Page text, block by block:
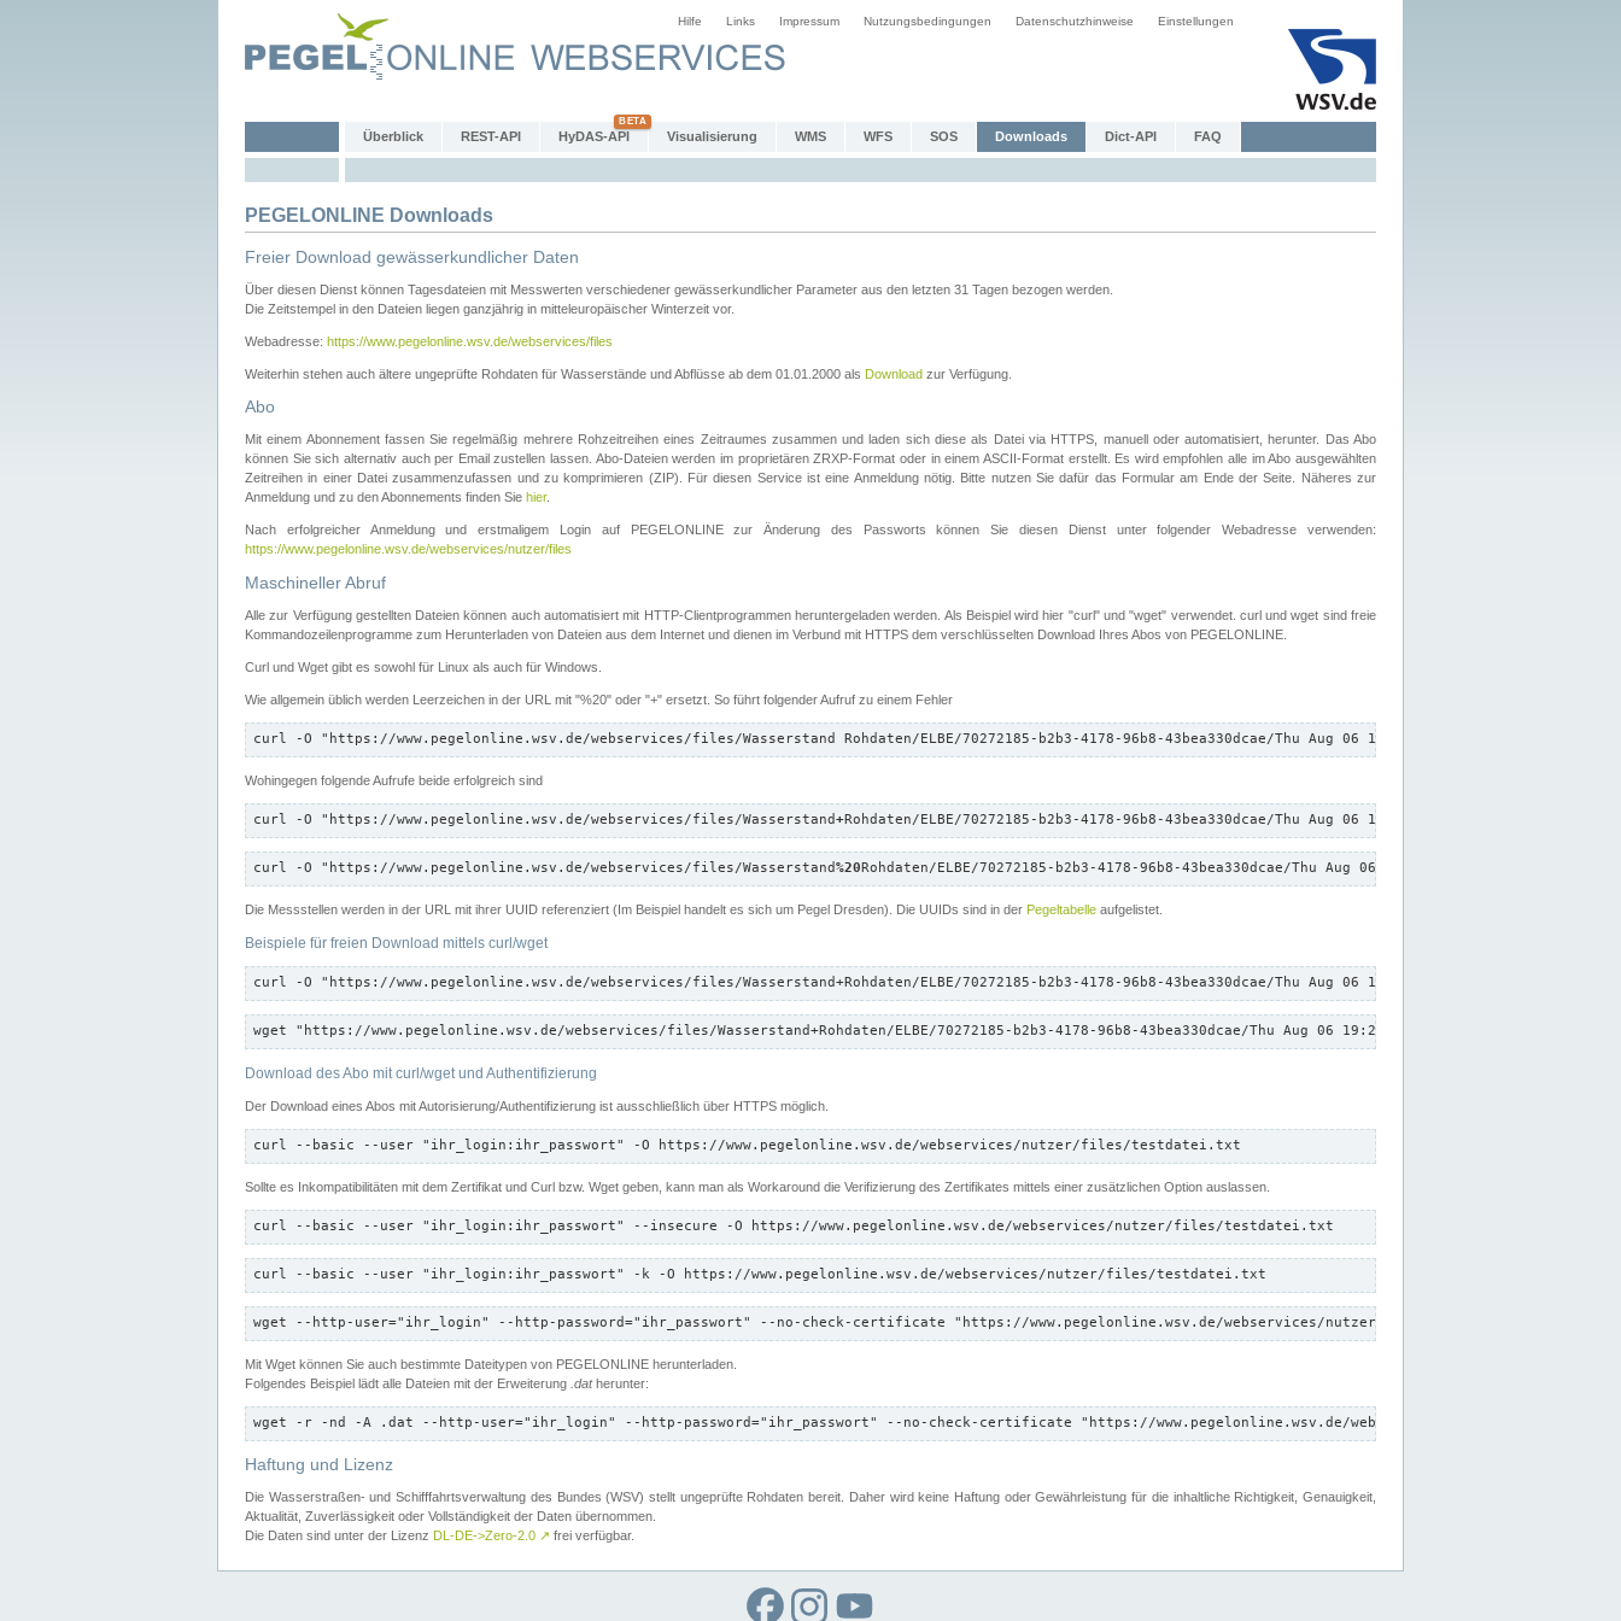
Hilfe Links Impressum Nutzungsbedingungen Datenschutzhinweise Einstellungen
Überblick REST-API HyDAS-API Visualisierung WMS WFS SOS Downloads Dict-API FAQ
PEGELONLINE Downloads
Freier Download gewässerkundlicher Daten
Über diesen Dienst können Tagesdateien mit Messwerten verschiedener gewässerkundlicher Parameter aus den letzten 31 Tagen bezogen werden.
Die Zeitstempel in den Dateien liegen ganzjährig in mitteleuropäischer Winterzeit vor.
Webadresse: https://www.pegelonline.wsv.de/webservices/files
Weiterhin stehen auch ältere ungeprüfte Rohdaten für Wasserstände und Abflüsse ab dem 01.01.2000 als Download zur Verfügung.
Abo
Mit einem Abonnement fassen Sie regelmäßig mehrere Rohzeitreihen eines Zeitraumes zusammen und laden sich diese als Datei via HTTPS, manuell oder automatisiert, herunter. Das Abo
können Sie sich alternativ auch per Email zustellen lassen. Abo-Dateien werden im proprietären ZRXP-Format oder in einem ASCII-Format erstellt. Es wird empfohlen alle im Abo ausgewählten
Zeitreihen in einer Datei zusammenzufassen und zu komprimieren (ZIP). Für diesen Service ist eine Anmeldung nötig. Bitte nutzen Sie dafür das Formular am Ende der Seite. Näheres zur
Anmeldung und zu den Abonnements finden Sie hier.
Nach erfolgreicher Anmeldung und erstmaligem Login auf PEGELONLINE zur Änderung des Passworts können Sie diesen Dienst unter folgender Webadresse verwenden:
https://www.pegelonline.wsv.de/webservices/nutzer/files
Maschineller Abruf
Alle zur Verfügung gestellten Dateien können auch automatisiert mit HTTP-Clientprogrammen heruntergeladen werden. Als Beispiel wird hier "curl" und "wget" verwendet. curl und wget sind freie
Kommandozeilenprogramme zum Herunterladen von Dateien aus dem Internet und dienen im Verbund mit HTTPS dem verschlüsselten Download Ihres Abos von PEGELONLINE.
Curl und Wget gibt es sowohl für Linux als auch für Windows.
Wie allgemein üblich werden Leerzeichen in der URL mit "%20" oder "+" ersetzt. So führt folgender Aufruf zu einem Fehler
curl -O "https://www.pegelonline.wsv.de/webservices/files/Wasserstand Rohdaten/ELBE/70272185-b2b3-4178-96b8-43bea330dcae/Thu Aug 06 19:25:24 CEST 2026/down.txt"
Wohingegen folgende Aufrufe beide erfolgreich sind
curl -O "https://www.pegelonline.wsv.de/webservices/files/Wasserstand+Rohdaten/ELBE/70272185-b2b3-4178-96b8-43bea330dcae/Thu Aug 06 19:25:24 CEST 2026/down.txt"
curl -O "https://www.pegelonline.wsv.de/webservices/files/Wasserstand%20Rohdaten/ELBE/70272185-b2b3-4178-96b8-43bea330dcae/Thu Aug 06 19:25:24 CEST 2026/down.txt"
Die Messstellen werden in der URL mit ihrer UUID referenziert (Im Beispiel handelt es sich um Pegel Dresden). Die UUIDs sind in der Pegeltabelle aufgelistet.
Beispiele für freien Download mittels curl/wget
curl -O "https://www.pegelonline.wsv.de/webservices/files/Wasserstand+Rohdaten/ELBE/70272185-b2b3-4178-96b8-43bea330dcae/Thu Aug 06 19:25:24 CEST 2026/down.txt"
wget "https://www.pegelonline.wsv.de/webservices/files/Wasserstand+Rohdaten/ELBE/70272185-b2b3-4178-96b8-43bea330dcae/Thu Aug 06 19:25:24 CEST 2026/down.txt"
Download des Abo mit curl/wget und Authentifizierung
Der Download eines Abos mit Autorisierung/Authentifizierung ist ausschließlich über HTTPS möglich.
curl --basic --user "ihr_login:ihr_passwort" -O https://www.pegelonline.wsv.de/webservices/nutzer/files/testdatei.txt
Sollte es Inkompatibilitäten mit dem Zertifikat und Curl bzw. Wget geben, kann man als Workaround die Verifizierung des Zertifikates mittels einer zusätzlichen Option auslassen.
curl --basic --user "ihr_login:ihr_passwort" --insecure -O https://www.pegelonline.wsv.de/webservices/nutzer/files/testdatei.txt
curl --basic --user "ihr_login:ihr_passwort" -k -O https://www.pegelonline.wsv.de/webservices/nutzer/files/testdatei.txt
wget --http-user="ihr_login" --http-password="ihr_passwort" --no-check-certificate "https://www.pegelonline.wsv.de/webservices/nutzer/files/testdatei.txt"
Mit Wget können Sie auch bestimmte Dateitypen von PEGELONLINE herunterladen.
Folgendes Beispiel lädt alle Dateien mit der Erweiterung .datherunter:
wget -r -nd -A .dat --http-user="ihr_login" --http-password="ihr_passwort" --no-check-certificate "https://www.pegelonline.wsv.de/webservices/nutzer/files"
Haftung und Lizenz
Die Wasserstraßen- und Schifffahrtsverwaltung des Bundes (WSV) stellt ungeprüfte Rohdaten bereit. Daher wird keine Haftung oder Gewährleistung für die inhaltliche Richtigkeit, Genauigkeit,
Aktualität, Zuverlässigkeit oder Vollständigkeit der Daten übernommen.
Die Daten sind unter der Lizenz DL-DE->Zero-2.0 ↗ frei verfügbar.